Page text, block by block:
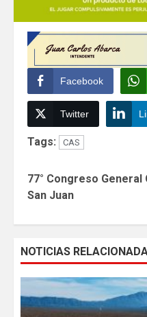
Facebook
Twitter
Tags: CAS
Reading
77° Congreso General
San Juan
NOTICIAS